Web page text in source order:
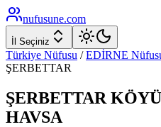
nufusune.com
İl Seçiniz
Türkiye Nüfusu / EDİRNE
ŞERBETTAR
ŞERBETTAR
HAVSA